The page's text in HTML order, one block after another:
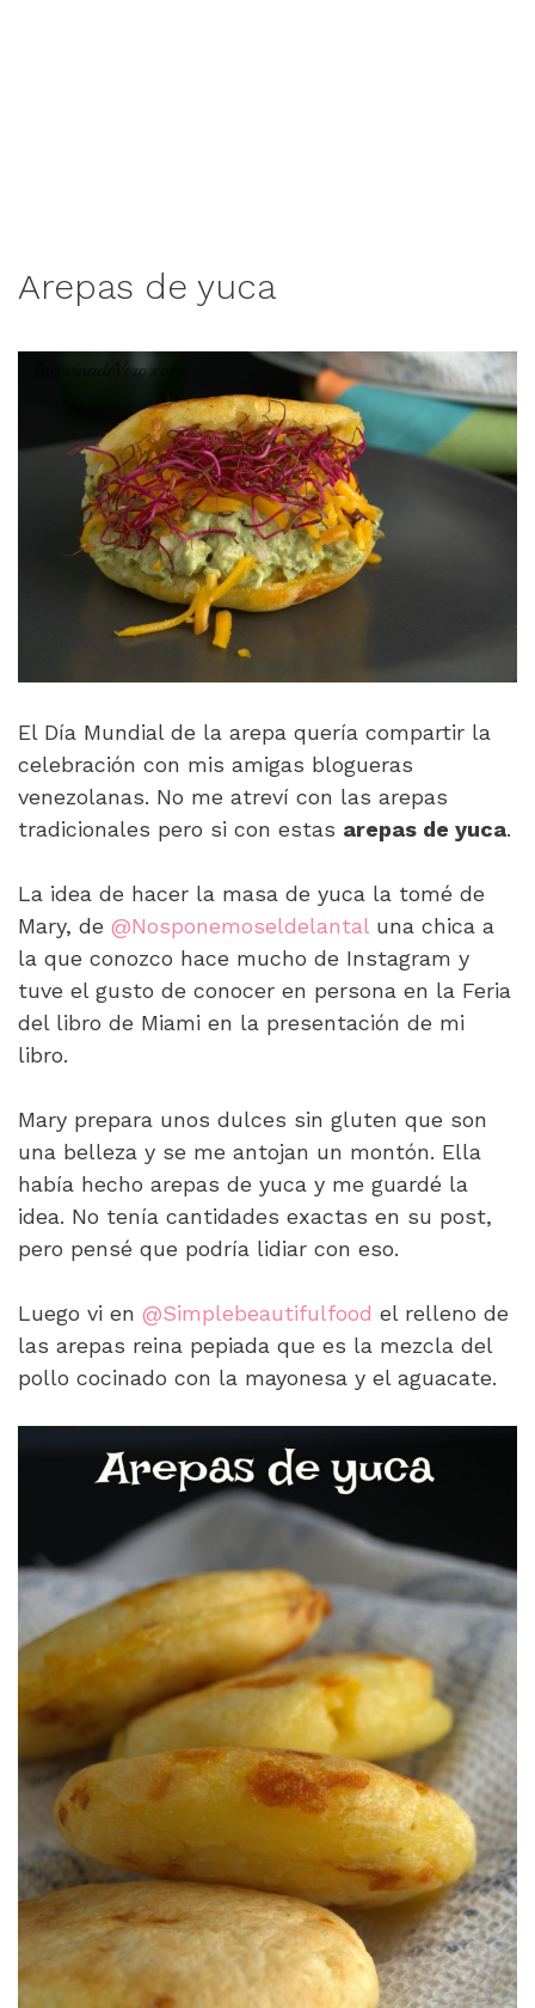
Arepas de yuca
El Día Mundial de la arepa quería compartir la
celebración con mis amigas blogueras
venezolanas. No me atreví con las arepas
tradicionales pero si con estas arepas de yuca.
La idea de hacer la masa de yuca la tomé de
Mary, de @Nosponemoseldelantal una chica a
la que conozco hace mucho de Instagram y
tuve el gusto de conocer en persona en la Feria
del libro de Miami en la presentación de mi
libro.
Mary prepara unos dulces sin gluten que son
una belleza y se me antojan un montón. Ella
había hecho arepas de yuca y me guardé la
idea. No tenía cantidades exactas en su post,
pero pensé que podría lidiar con eso.
Luego vi en @Simplebeautifulfood el relleno de
las arepas reina pepiada que es la mezcla del
pollo cocinado con la mayonesa y el aguacate.